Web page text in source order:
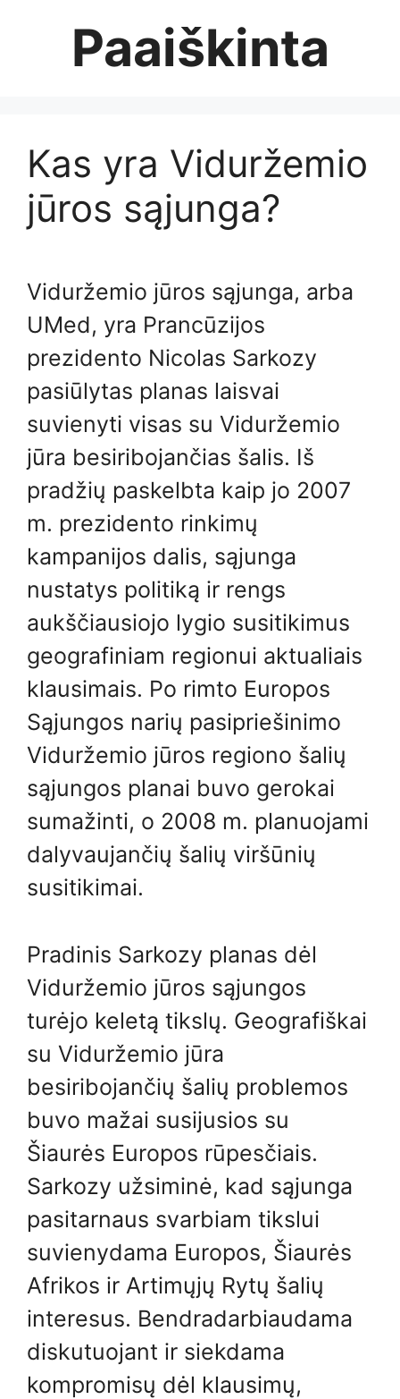
Paaiškinta
Kas yra Viduržemio
jūros sąjunga?
Viduržemio jūros sąjunga, arba
UMed, yra Prancūzijos
prezidento Nicolas Sarkozy
pasiūlytas planas laisvai
suvienyti visas su Viduržemio
jūra besiribojančias šalis. Iš
pradžių paskelbta kaip jo 2007
m. prezidento rinkimų
kampanijos dalis, sąjunga
nustatys politiką ir rengs
aukščiausiojo lygio susitikimus
geografiniam regionui aktualiais
klausimais. Po rimto Europos
Sąjungos narių pasipriešinimo
Viduržemio jūros regiono šalių
sąjungos planai buvo gerokai
sumažinti, o 2008 m. planuojami
dalyvaujančių šalių viršūnių
susitikimai.
Pradinis Sarkozy planas dėl
Viduržemio jūros sąjungos
turėjo keletą tikslų. Geografiškai
su Viduržemio jūra
besiribojančių šalių problemos
buvo mažai susijusios su
Šiaurės Europos rūpesčiais.
Sarkozy užsiminė, kad sąjunga
pasitarnaus svarbiam tikslui
suvienydama Europos, Šiaurės
Afrikos ir Artimųjų Rytų šalių
interesus. Bendradarbiaudama
diskutuojant ir siekdama
kompromisų dėl klausimų,